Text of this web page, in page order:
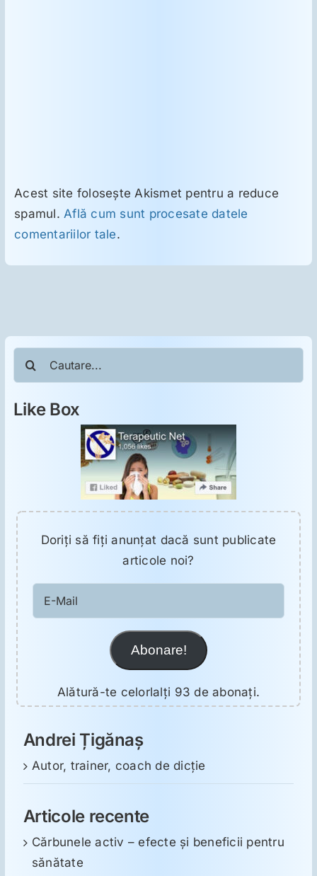
Acest site folosește Akismet pentru a reduce
spamul.Află cum sunt procesate datele
comentariilor tale.
Cautare...
Like Box
Doriţi să fiţi anunţat dacă sunt publicate
articole noi?
Mail
Abonare!
Alătură-te celorlalți 93 de abonați.
Andrei Țigănaș
Autor, trainer, coach de dicție
Articole recente
Cărbunele activ – efecte și beneficii pentru
sănătate